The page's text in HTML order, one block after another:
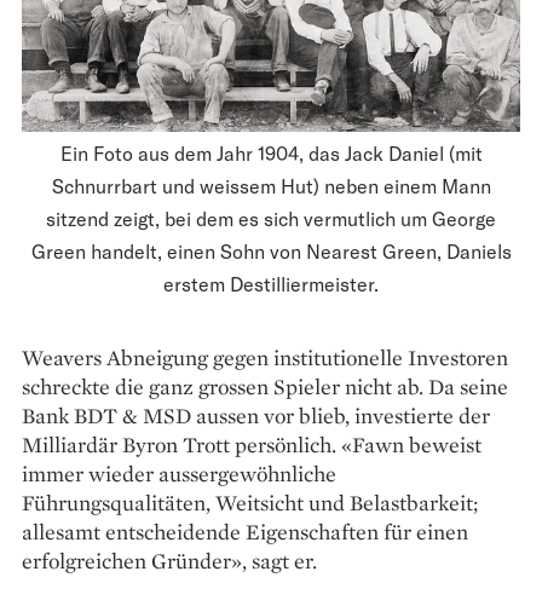
Ein Foto aus dem Jahr 1904, das Jack Daniel (mit
Schnurrbart und weissem Hut) neben einem Mann
sitzend zeigt, bei dem es sich vermutlich um George
Green handelt, einen Sohn von Nearest Green, Daniels
erstem Destilliermeister.
Weavers Abneigung gegen institutionelle Investoren
schreckte die ganz grossen Spieler nicht ab. Da seine
Bank BDT & MSD aussen vor blieb, investierte der
Milliardär Byron Trott ­persönlich. «Fawn beweist
immer wieder ausser­gewöhnliche
Führungsqualitäten, Weitsicht und Belastbarkeit;
allesamt entscheidende Eigen­schaften für einen
erfolgreichen Gründer», sagt er.